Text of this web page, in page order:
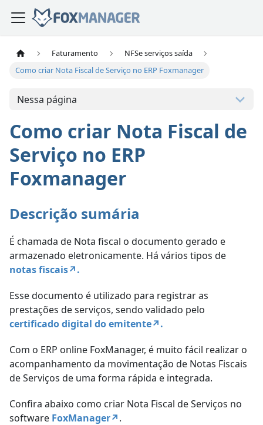
Faturamento
NFSe serviços saída
Como criar Nota Fiscal de Serviço no ERP Foxmanager
Nessa página
Como criar Nota Fiscal de
Serviço no ERP
Foxmanager
Descrição sumária
É chamada de Nota fiscal o documento gerado e
armazenado eletronicamente. Há vários tipos de
notas fiscais↗️.
Esse documento é utilizado para registrar as
prestações de serviços, sendo validado pelo
certificado digital do emitente↗️.
Com o ERP online FoxManager, é muito fácil realizar o
acompanhamento da movimentação de Notas Fiscais
de Serviços de uma forma rápida e integrada.
Confira abaixo como criar Nota Fiscal de Serviços no
software FoxManager↗️.